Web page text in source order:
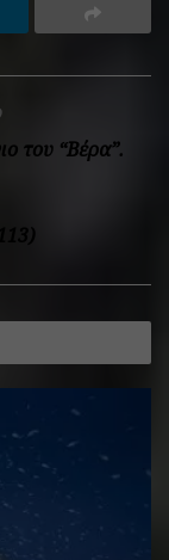
του “Βέρα”.